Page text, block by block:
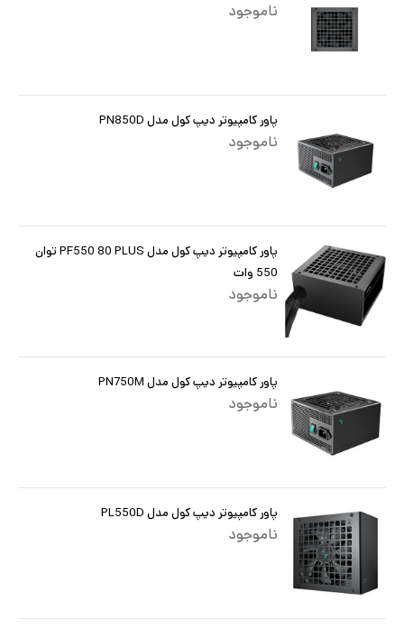
ناموجود
پاور کامپیوتر دیپ کول مدل PN850D
ناموجود
پاور کامپیوتر دیپ کول مدل PF550 80 PLUS توان
550 وات
ناموجود
پاور کامپیوتر دیپ کول مدل PN750M
ناموجود
پاور کامپیوتر دیپ کول مدل PL550D
ناموجود